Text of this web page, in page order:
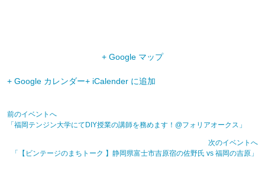
+ Google マップ
+ Google カレンダー+ iCalender に追加
前のイベントへ
「福岡テンジン大学にてDIY授業の講師を務めます！@フォリアオークス」
次のイベントへ
「【ビンテージのまちトーク 】静岡県富士市吉原宿の佐野氏 vs 福岡の吉原」